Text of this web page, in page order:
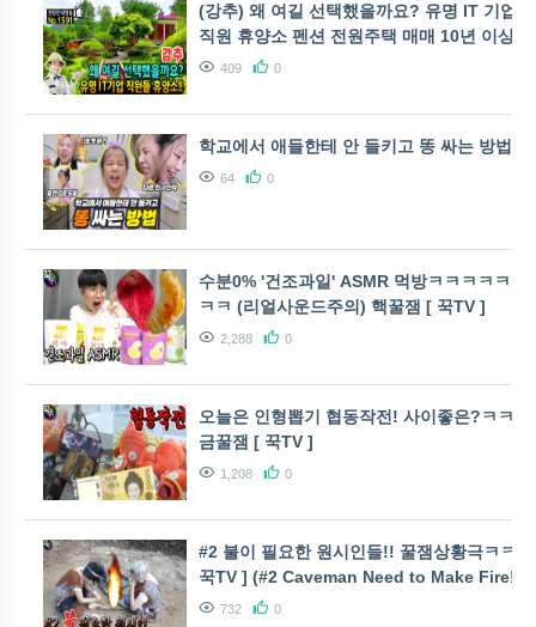
(강추) 왜 여길 선택했을까요? 유명 IT 기업
직원 휴양소 펜션 전원주택 매매 10년 이상 가
꾼 정원이 압권 매수 후 풀빌라펜션 정원 카페
409 0
학교에서 애들한테 안 들키고 똥 싸는 방법
64 0
수분0% '건조과일' ASMR 먹방ㅋㅋㅋㅋㅋㅋ
ㅋㅋ (리얼사운드주의) 핵꿀잼 [ 꾹TV ]
2,288 0
오늘은 인형뽑기 협동작전! 사이좋은?ㅋㅋ 조
금꿀잼 [ 꾹TV ]
1,208 0
#2 불이 필요한 원시인들!! 꿀잼상황극ㅋㅋ [
꾹TV ] (#2 Caveman Need to Make Fire!!)
732 0